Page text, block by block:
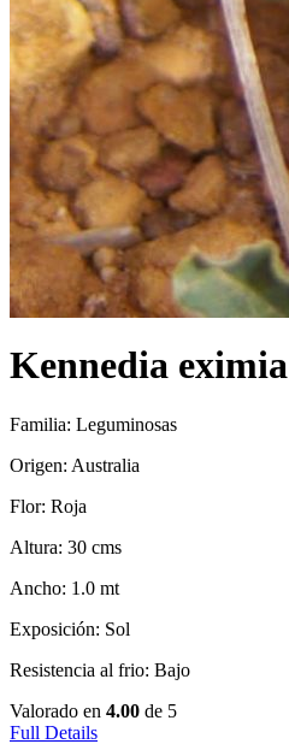
Kennedia eximia
Familia: Leguminosas
Origen: Australia
Flor: Roja
Altura: 30 cms
Ancho: 1.0 mt
Exposición: Sol
Resistencia al frio: Bajo
Valorado en 4.00 de 5
Full Details